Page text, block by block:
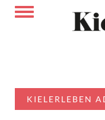
KIELERLEBEN